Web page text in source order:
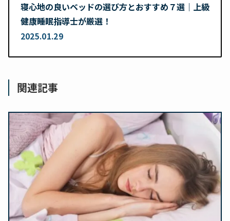
寝心地の良いベッドの選び方とおすすめ７選｜上級
健康睡眠指導士が厳選！
2025.01.29
関連記事